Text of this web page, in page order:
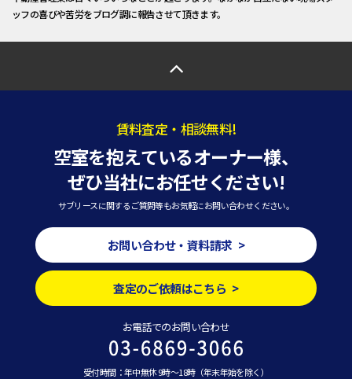
ッフの喜びや苦労をブログ調に報告させて頂きます。
賃料査定・相談無料!
空室を抱えているオーナー様、
ぜひ当社にお任せください!
サブリースに関するご質問等もお気軽にお問い合わせください。
お問い合わせ・資料請求 >
査定のご依頼はこちら >
お電話でのお問い合わせ
受付時間：年中無休 9時～18時（年末年始を除く）